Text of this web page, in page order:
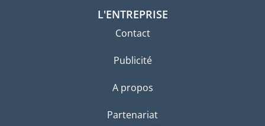
L'ENTREPRISE
Contact
Publicité
A propos
Partenariat